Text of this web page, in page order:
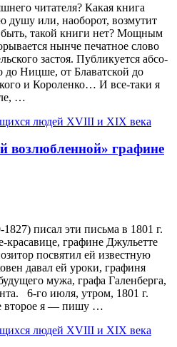
читателя? Какая книга
душу или, наоборот, возмутит
такой книги нет? Мощным
нынче печатное слово
застоя. Публикуется абсо­
до Ницше, от Блаватской до
и Короленко… И все-таки я
…
людей XVIII и XIX века
возлюбленной» графине
писал эти письма в 1801 г.
красавице, графине Джульетте
посвятил ей известную
давал ей уроки, графиня
мужа, графа Га­ленберга,
6-го июля, утром, 1801 г.
второе я — пишу …
людей XVIII и XIX века